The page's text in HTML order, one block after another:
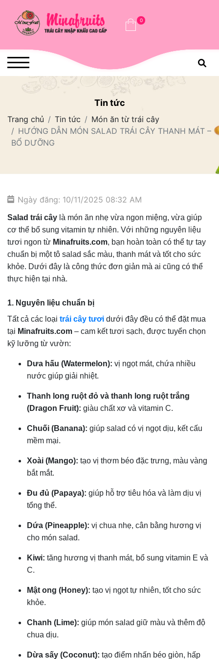
0
Tin tức
Trang chủ Tin tức
Món ăn từ trái cây
HƯỚNG DẪN MÓN SALAD TRÁI CÂY THANH MÁT –
BỔ DƯỠNG
Ngày đăng: 10/11/2025 08:32 AM
Salad trái cây là món ăn nhẹ vừa ngon miệng, vừa giúp
cơ thể bổ sung vitamin tự nhiên. Với những nguyên liệu
tươi ngon từ Minafruits.com, bạn hoàn toàn có thể tự tay
chuẩn bị một tô salad sắc màu, thanh mát và tốt cho sức
khỏe. Dưới đây là công thức đơn giản mà ai cũng có thể
thực hiện tại nhà.
1. Nguyên liệu chuẩn bị
Tất cả các loại trái cây tươi dưới đây đều có thể đặt mua
tại Minafruits.com – cam kết tươi sạch, được tuyển chọn
kỹ lưỡng từ vườn:
Dưa hấu (Watermelon): vị ngọt mát, chứa nhiều
nước giúp giải nhiệt.
Thanh long ruột đỏ và thanh long ruột trắng
(Dragon Fruit): giàu chất xơ và vitamin C.
Chuối (Banana): giúp salad có vị ngọt dịu, kết cấu
mềm mại.
Xoài (Mango): tạo vị thơm béo đặc trưng, màu vàng
bắt mắt.
Đu đủ (Papaya): giúp hỗ trợ tiêu hóa và làm dịu vị
tổng thể.
Dứa (Pineapple): vị chua nhẹ, cân bằng hương vị
cho món salad.
Kiwi: tăng hương vị thanh mát, bổ sung vitamin E và
C.
Mật ong (Honey): tạo vị ngọt tự nhiên, tốt cho sức
khỏe.
Chanh (Lime): giúp món salad giữ màu và thêm độ
chua dịu.
Dừa sấy (Coconut): tạo điểm nhấn béo giòn, hấp